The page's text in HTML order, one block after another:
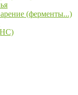
(ферменты...)